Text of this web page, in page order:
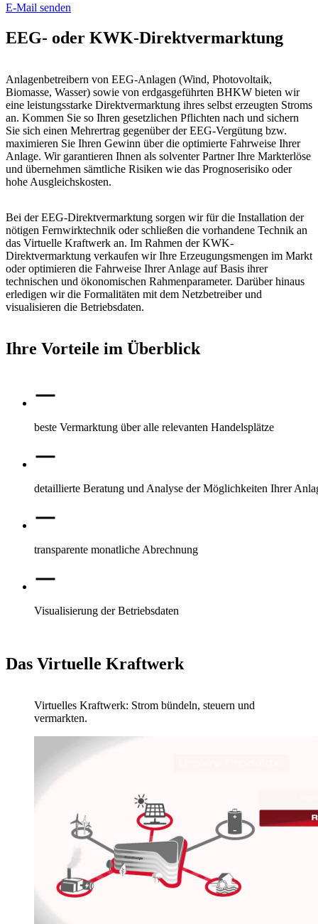
E-Mail senden
EEG- oder KWK-Direkt­vermarktung
Anlagenbetreibern von EEG-Anlagen (Wind, Photovoltaik,
Biomasse, Wasser) sowie von erdgasgeführten BHKW bieten wir
eine leistungsstarke Direktvermarktung ihres selbst erzeugten Stroms
an. Kommen Sie so Ihren gesetzlichen Pflichten nach und sichern
Sie sich einen Mehrertrag gegenüber der EEG-Vergütung bzw.
maximieren Sie Ihren Gewinn über die optimierte Fahrweise Ihrer
Anlage. Wir garantieren Ihnen als solventer Partner Ihre Markterlöse
und übernehmen sämtliche Risiken wie das Prognoserisiko oder
hohe Ausgleichskosten.
Bei der EEG-Direktvermarktung sorgen wir für die Installation der
nötigen Fernwirktechnik oder schließen die vorhandene Technik an
das Virtuelle Kraftwerk an. Im Rahmen der KWK-
Direktvermarktung verkaufen wir Ihre Erzeugungsmengen im Markt
oder optimieren die Fahrweise Ihrer Anlage auf Basis ihrer
technischen und ökonomischen Rahmenparameter. Darüber hinaus
erledigen wir die Formalitäten mit dem Netzbetreiber und
visualisieren die Betriebsdaten.
Ihre Vorteile im Überblick
beste Vermarktung über alle relevanten Handelsplätze
detaillierte Beratung und Analyse der Möglichkeiten Ihrer
transparente monatliche Abrechnung
Visualisierung der Betriebsdaten
Das Virtuelle Kraftwerk
Virtuelles Kraftwerk: Strom bündeln, steuern und
vermarkten.